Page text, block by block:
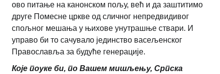
ово питање на канонском пољу, већ и да заштитимо
друге Помесне цркве од сличног непредвидивог
спољног мешања у њихове унутрашње ствари. И
управо би то сачувало јединство васељенског
Православља за будуће генерације.
Које поуке би, по Вашем мишљењу, Српска